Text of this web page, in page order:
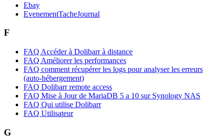
Ebay
EvenementTacheJournal
F
FAQ Accéder à Dolibarr à distance
FAQ Améliorer les performances
FAQ comment récupérer les logs pour analyser les erreurs
(auto-hébergement)
FAQ Dolibarr remote access
FAQ Mise à Jour de MariaDB 5 a 10 sur Synology NAS
FAQ Qui utilise Dolibarr
FAQ Utilisateur
G